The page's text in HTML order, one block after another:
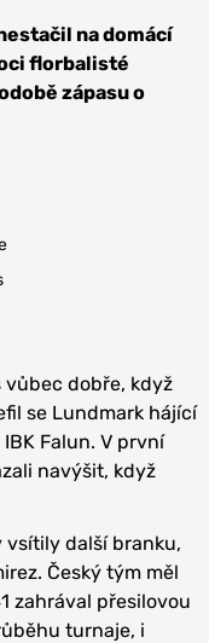
na domácí
florbalisté
zápasu o
vůbec dobře, když
se Lundmark hájící
Falun. V první
navýšit, když
vsítily další branku,
Český tým měl
zahrával přesilovou
turnaje, i